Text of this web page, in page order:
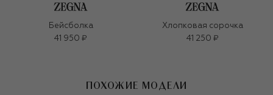
Бейсболка
41 950 ₽
Хлопковая сорочка
41 250 ₽
ПОХОЖИЕ МОДЕЛИ